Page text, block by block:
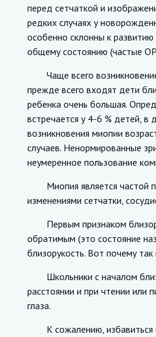
перед сетчаткой и
редких случаях у
особенно склонны к
общему состоянию (частые
Чаще всего возникновение
прежде всего входят дети
ребенка очень большая.
встречается у 4-6 % детей,
возникновения миопии
случаев. Ненормированные
неумеренное пользование
Миопия является частой
изменениями сетчатки,
Первым признаком
обратимым (это состояние
близорукость. Вот почему
Школьники с началом
расстоянии и при чтении или
глаза.
К сожалению, избавиться